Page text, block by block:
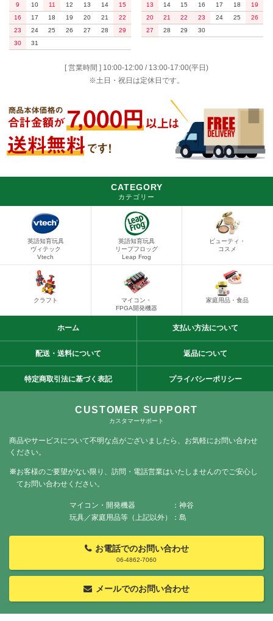
9
10 11 12 13 14
15
16
17 18 19 20 21
22
23
24 25 26 27 28
29
30
31
13
14 15 16 17 18
19
20
21 22 23 24 25
26
27
28 29 30
[ 営業時間 ] 10:00-12:00 / 13:00-17:00(平日)
※土日・祝日は定休日です。
CATEGORY
カテゴリー
英語知育玩具
ヴィテック
Vtech
英語知育玩具
リープフロッグ
Leap Frog
ビューティ・
コスメ
クラフト
マイコン・
FPGA開発機器
家庭用品・食品
ホーム 支払い方法について
配送・送料について 返品について
特定商取引法に基づく表記 プライバシーポリシー
CUSTOMER SUPPORT
カスタマーサポート
商品やサービスについて不明な点がございましたら、お気軽にお問い合わせ
ください。
※お客様のご要望がない限り、訪問・電話営業はいたしませんのでご安心し
てお問い合わせください。
マイコン・開発機器
：神谷
玩具／家庭用品等（上記以外）
：島
お電話でのお問い合わせ
06-4862-7060
メールでのお問い合わせ